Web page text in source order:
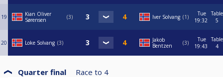
19
Kian Oliver
Sørensen
3 Iver Solvang 1
Tue
19:32
Table
5
20 Loke Solvang 3
Jakob
Bentzen
3
Tue
19:43
Table
4
Quarter final Race to 4